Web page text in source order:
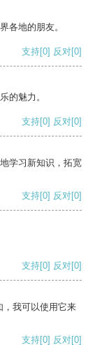
各地的朋友。
支持[0] 反对[0]
的魅力。
支持[0] 反对[0]
学习新知识，拓宽
支持[0] 反对[0]
支持[0] 反对[0]
，我可以使用它来
支持[0] 反对[0]